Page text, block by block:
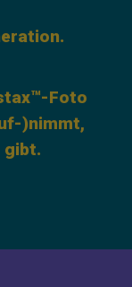
Foto
)nimmt,
gibt.